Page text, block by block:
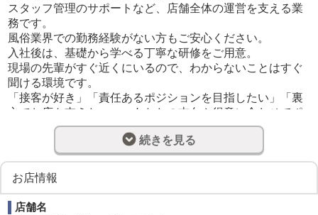
スタッフ管理のサポートなど、店舗全体の運営を支える業
務です。
風俗業界での勤務経験がない方もご安心ください。
入社後は、基礎から学べる丁寧な研修をご用意。
現場の先輩がすぐ近くにいるので、わからないことはすぐ
聞ける環境です。
「接客が好き」「責任あるポジションを目指したい」「裏
方でお店を支えたい」…あなたの志向や得意に合わせてポ
ジションを提案します。
週3日～の勤務も相談可能。
もちろん、レギュラー勤務でしっかり稼ぎたい方も大歓
迎。
安心して長く働ける環境を整えています。
続きを見る
お店情報
店舗名